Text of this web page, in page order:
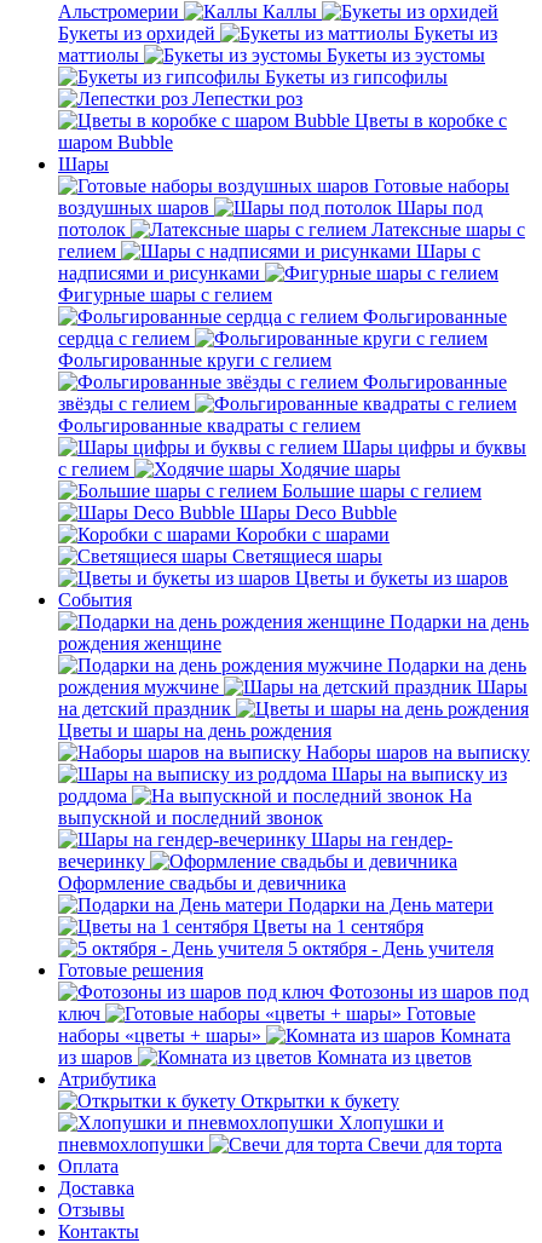
Альстромерии
Каллы
Букеты из орхидей
Букеты из
маттиолы
Букеты из эустомы
Букеты из гипсофилы
Лепестки роз
Цветы в коробке с
шаром Bubble
Шары
Готовые наборы
воздушных шаров
Шары под
потолок
Латексные шары с
гелием
Шары с
надписями и рисунками
Фигурные шары с гелием
Фольгированные
сердца с гелием
Фольгированные круги с гелием
Фольгированные
звёзды с гелием
Фольгированные квадраты с гелием
Шары цифры и буквы
с гелием
Ходячие шары
Большие шары с гелием
Шары Deco Bubble
Коробки с шарами
Светящиеся шары
Цветы и букеты из шаров
События
Подарки на день
рождения женщине
Подарки на день
рождения мужчине
Шары
на детский праздник
Цветы и шары на день рождения
Наборы шаров на выписку
Шары на выписку из
роддома
На
выпускной и последний звонок
Шары на гендер-
вечеринку
Оформление свадьбы и девичника
Подарки на День матери
Цветы на 1 сентября
5 октября - День учителя
Готовые решения
Фотозоны из шаров под
ключ
Готовые
наборы «цветы + шары»
Комната
из шаров
Комната из цветов
Атрибутика
Открытки к букету
Хлопушки и
пневмохлопушки
Свечи для торта
Оплата
Доставка
Отзывы
Контакты